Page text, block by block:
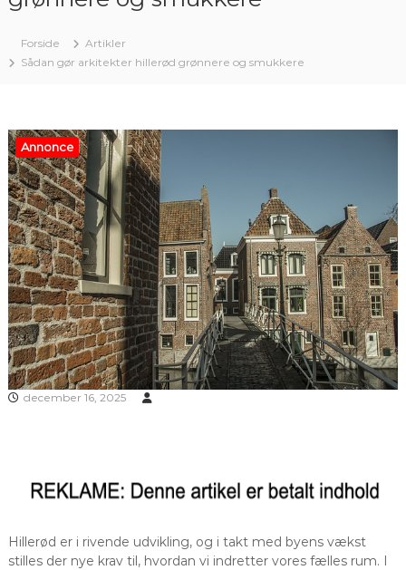
Forside
Artikler
Sådan gør arkitekter hillerød grønnere og smukkere
Annonce
december 16, 2025
Hillerød er i rivende udvikling, og i takt med byens vækst
stilles der nye krav til, hvordan vi indretter vores fælles rum. I